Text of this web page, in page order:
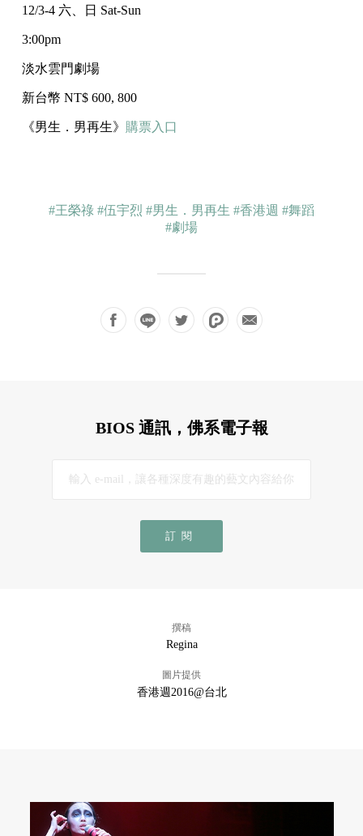
12/3-4 六、日 Sat-Sun
3:00pm
淡水雲門劇場
新台幣 NT$ 600, 800
《男生．男再生》 購票入口
#王榮祿 #伍宇烈 #男生．男再生 #香港週 #舞蹈
#劇場
BIOS 通訊，佛系電子報
訂閱
撰稿
Regina
圖片提供
香港週2016@台北